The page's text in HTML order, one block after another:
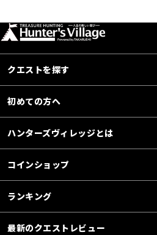
クエストを探す
初めての方へ
ハンターズヴィレッジとは
コインショップ
ランキング
最新のクエストレビュー